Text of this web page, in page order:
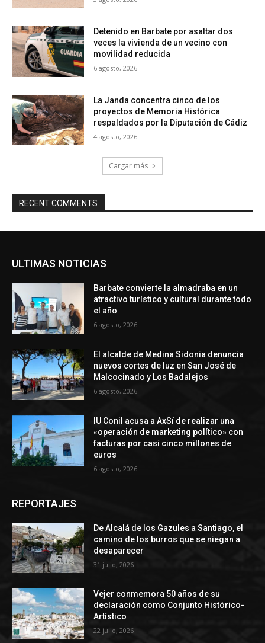
Detenido en Barbate por asaltar dos
veces la vivienda de un vecino con
movilidad reducida
6 agosto, 2026
La Janda concentra cinco de los
proyectos de Memoria Histórica
respaldados por la Diputación de Cádiz
4 agosto, 2026
Cargar más
RECENT COMMENTS
ULTIMAS NOTICIAS
Barbate convierte la almadraba en un
atractivo turístico y cultural durante todo
el año
6 agosto, 2026
El alcalde de Medina Sidonia denuncia
nuevos cortes de luz en San José de
Malcocinado y Los Badalejos
6 agosto, 2026
IU Conil acusa a AxSí de realizar una
«operación de marketing político» con
facturas por casi cinco millones de
euros
6 agosto, 2026
REPORTAJES
De Alcalá de los Gazules a Santiago, el
camino de los burros que se niegan a
desaparecer
31 julio, 2026
Vejer conmemora 50 años de su
declaración como Conjunto Histórico-
Artístico
22 julio, 2026